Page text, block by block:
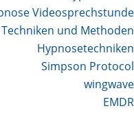
Videosprechstunde
Techniken und Methoden
Hypnosetechniken
Simpson Protocol
wingwave
EMDR